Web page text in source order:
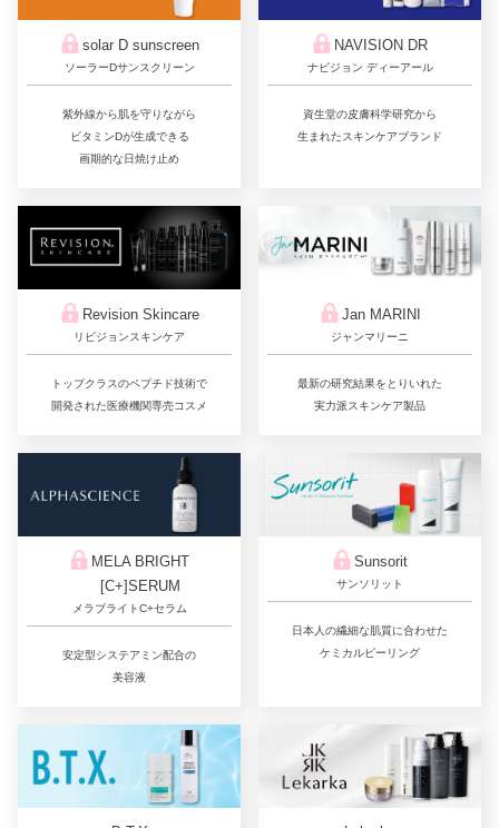
solar D sunscreen
ソーラーDサンスクリーン
紫外線から肌を守りながら
ビタミンDが生成できる
画期的な日焼け止め
NAVISION DR
ナビジョン ディーアール
資生堂の皮膚科学研究から
生まれたスキンケアブランド
Revision Skincare
リビジョンスキンケア
トップクラスのペプチド技術で
開発された医療機関専売コスメ
Jan MARINI
ジャンマリーニ
最新の研究結果をとりいれた
実力派スキンケア製品
MELA BRIGHT
[C+]SERUM
メラブライトC+セラム
安定型システアミン配合の
美容液
Sunsorit
サンソリット
日本人の繊細な肌質に合わせた
ケミカルピーリング